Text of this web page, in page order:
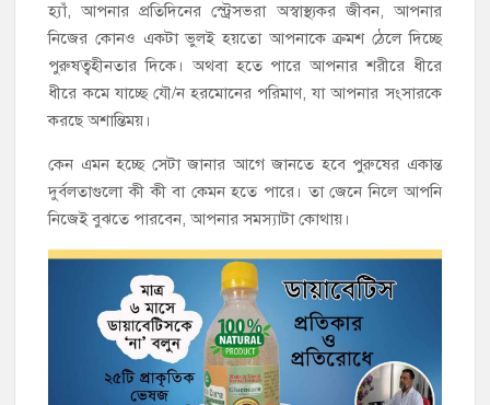
হ্যাঁ, আপনার প্রতিদিনের স্ট্রেসভরা অস্বাস্থ্যকর জীবন, আপনার
নিজের কোনও একটা ভুলই হয়তো আপনাকে ক্রমশ ঠেলে দিচ্ছে
পুরুষত্বহীনতার দিকে। অথবা হতে পারে আপনার শরীরে ধীরে
ধীরে কমে যাচ্ছে যৌ/ন হরমোনের পরিমাণ, যা আপনার সংসারকে
করছে অশান্তিময়।
কেন এমন হচ্ছে সেটা জানার আগে জানতে হবে পুরুষের একান্ত
দুর্বলতাগুলো কী কী বা কেমন হতে পারে। তা জেনে নিলে আপনি
নিজেই বুঝতে পারবেন, আপনার সমস্যাটা কোথায়।